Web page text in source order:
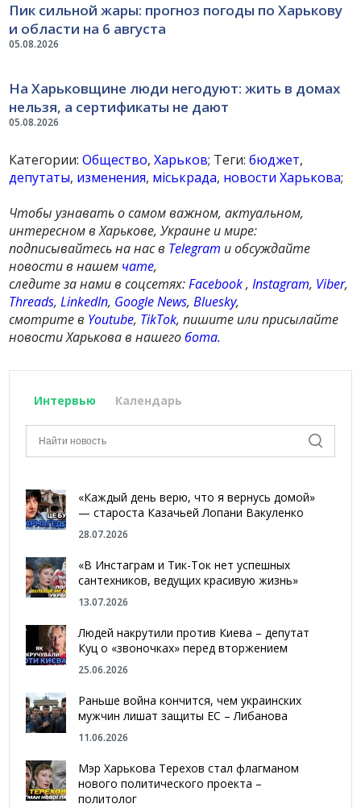
05.08.2026
Пик сильной жары: прогноз погоды по Харькову
и области на 6 августа
05.08.2026
На Харьковщине люди негодуют: жить в домах
нельзя, а сертификаты не дают
Категории:Общество,Харьков; Теги:бюджет,
депутаты, изменения, міськрада, новости Харькова;
Чтобы узнавать о самом важном, актуальном,
интересном в Харькове, Украине и мире:
подписывайтесь на нас в Telegram и обсуждайте
новости в нашем чате,
следите за нами в соцсетях:Facebook,Instagram, Viber,
Threads,LinkedIn, Google News,Bluesky,
смотрите в Youtube, TikTok, пишите или присылайте
новости Харькова в нашегобота.
Интервью Календарь
«Каждый день верю, что я вернусь домой»
— староста Казачьей Лопани Вакуленко
28.07.2026
«В Инстаграм и Тик-Ток нет успешных
сантехников, ведущих красивую жизнь»
13.07.2026
Людей накрутили против Киева – депутат
Куц о «звоночках» перед вторжением
25.06.2026
Раньше война кончится, чем украинских
мужчин лишат защиты ЕС – Либанова
11.06.2026
Мэр Харькова Терехов стал флагманом
нового политического проекта –
политолог